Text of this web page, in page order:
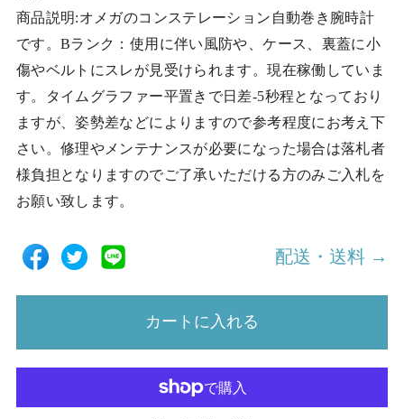
商品説明:オメガのコンステレーション自動巻き腕時計
です。Bランク：使用に伴い風防や、ケース、裏蓋に小
傷やベルトにスレが見受けられます。現在稼働していま
す。タイムグラファー平置きで日差-5秒程となっており
ますが、姿勢差などによりますので参考程度にお考え下
さい。修理やメンテナンスが必要になった場合は落札者
様負担となりますのでご了承いただける方のみご入札を
お願い致します。
配送・送料 →
カートに入れる